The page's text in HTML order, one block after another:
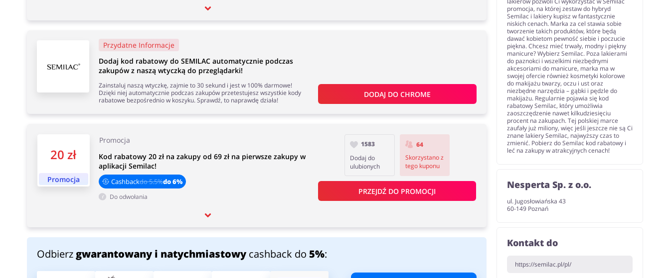
20 zł
Promocja
Promocja
Kod rabatowy 20 zł na zakupy od 69 zł na pierwsze zakupy w
aplikacji Semilac!
Cashbackdo 5.5%do 6%
Do odwołania
1583
Dodaj do
ulubionych
64
Skorzystano z
tego kuponu
PRZEJDŹ DO PROMOCJI
Przydatne Informacje
Dodaj kod rabatowy do SEMILAC automatycznie podczas
zakupów z naszą wtyczką do przeglądarki!
Zainstaluj naszą wtyczkę, zajmie to 30 sekund i jest w 100% darmowe!
Dzięki niej automatycznie podczas zakupów przetestujesz wszystkie kody
rabatowe bezpośrednio w koszyku. Sprawdź, to naprawdę działa!
DODAJ DO CHROME
Odbierz gwarantowany i natychmiastowycashback do 5%:
promocja, na której zestaw do hybryd
Semilac i lakiery kupisz w fantastycznie
niskich cenach. Marka za cel stawia sobie
tworzenie takich produktów, które będą
dawać kobietom pewność siebie i poczucie
piękna. Chcesz mieć trwały, modny i piękny
manicure? Wybierz Semilac. Poza lakierami
do paznokci i wszelkimi niezbędnymi
akcesoriami do manicure, marka ma w
swojej ofercie również kosmetyki kolorowe
do makijażu twarzy, oczu i ust oraz
niezbędne narzędzia – gąbki i pędzle do
makijażu. Regularnie pojawia się kod
rabatowy Semilac, który umożliwia
zaoszczędzenie nawet kilkudziesięciu
procent na zakupach. Tej polskiej marce
zaufały już miliony, więc jeśli jeszcze nie są Ci
znane lakiery Semilac, najwyższy czas to
zmienić. Pobierz do Semilac kod rabatowy i
leć na zakupy w atrakcyjnych cenach!
Nesperta Sp. z o.o.
ul. Jugosłowiańska 43
60-149 Poznań
Kontakt do
https://semilac.pl/pl/